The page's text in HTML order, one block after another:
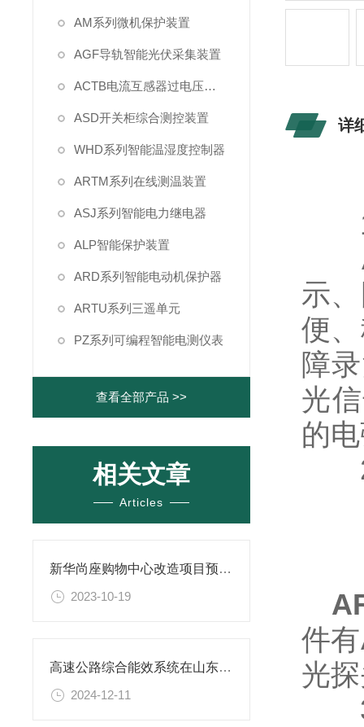
AM系列微机保护装置
AGF导轨智能光伏采集装置
ACTB电流互感器过电压保护
ASD开关柜综合测控装置
WHD系列智能温湿度控制器
ARTM系列在线测温装置
ASJ系列智能电力继电器
ALP智能保护装置
ARD系列智能电动机保护器
ARTU系列三遥单元
PZ系列可编程智能电测仪表
查看全部产品 >>
相关文章
Articles
新华尚座购物中心改造项目预付费系统的设计与应用
2023-10-19
高速公路综合能效系统在山东济南至潍坊高速公路项目的应用
2024-12-11
详
1
示
便
障
光
的
2
件
光
3